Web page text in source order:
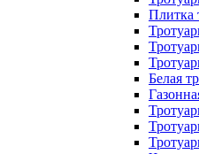
Плитка
Белая